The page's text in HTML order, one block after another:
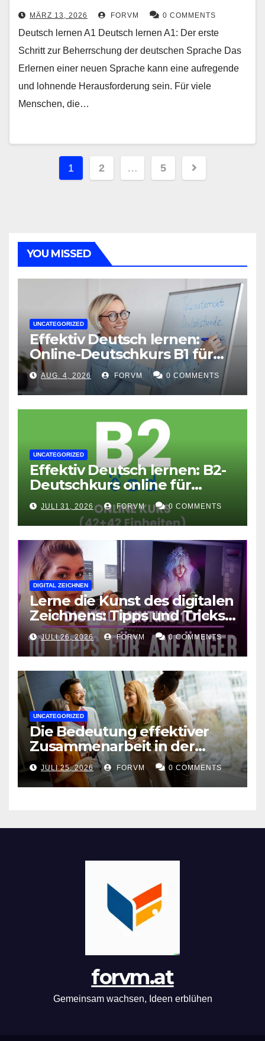
MÄRZ 13, 2026 FORVM 0 COMMENTS
Deutsch lernen A1 Deutsch lernen A1: Der erste
Schritt zur Beherrschung der deutschen Sprache Das
Erlernen einer neuen Sprache kann eine aufregende
und lohnende Herausforderung sein. Für viele
Menschen, die…
Seitennummerierung
1 2 … 5
YOU MISSED
UNCATEGORIZED
Effektiv Deutsch lernen:
Online-Deutschkurs B1 für
flexible Lernerfolge
AUG. 4, 2026 FORVM 0 COMMENTS
UNCATEGORIZED
Effektiv Deutsch lernen: B2-
Deutschkurs online für
Fortgeschrittene
JULI 31, 2026 FORVM 0 COMMENTS
DIGITAL ZEICHNEN
Lerne die Kunst des digitalen
Zeichnens: Tipps und Tricks
für kreative Ausdruckskunst
JULI 26, 2026 FORVM 0 COMMENTS
UNCATEGORIZED
Die Bedeutung effektiver
Zusammenarbeit in der
Arbeitswelt
JULI 25, 2026 FORVM 0 COMMENTS
forvm.at
Gemeinsam wachsen, Ideen erblühen